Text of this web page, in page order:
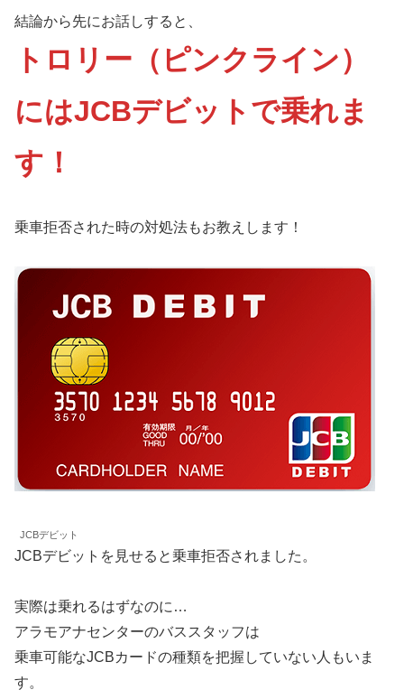
結論から先にお話しすると、
トロリー（ピンクライン）
にはJCBデビットで乗れま
す！
乗車拒否された時の対処法もお教えします！
JCBデビット
JCBデビットを見せると乗車拒否されました。
実際は乗れるはずなのに…
アラモアナセンターのバススタッフは
乗車可能なJCBカードの種類を把握していない人もいま
す。